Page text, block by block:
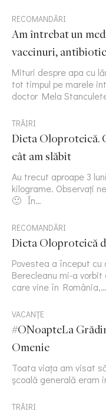
RECOMANDĂRI
Am întrebat un
vaccinuri,
Mituri despre apa cu
tot timpul pe marele
doctor Mela
TRĂIRI
Dieta Oloproteică.
cât am slăbit
Au trecut aproape 3
kilograme. Observați
🙂 În…
RECOMANDĂRI
Dieta Oloproteică
Povestea a început
Berecleanu mi-a
care vine în România,…
VACANȚE
#ONoapteLa
Omenie
Toata viața am visat
școală generală eram
TRĂIRI